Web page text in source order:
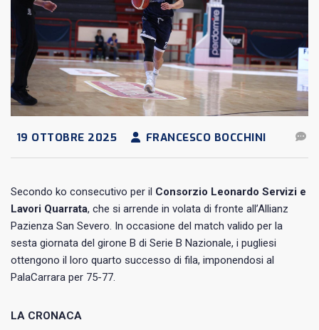
19 OTTOBRE 2025 FRANCESCO BOCCHINI
Secondo ko consecutivo per il Consorzio Leonardo Servizi e
Lavori Quarrata, che si arrende in volata di fronte all’Allianz
Pazienza San Severo. In occasione del match valido per la
sesta giornata del girone B di Serie B Nazionale, i pugliesi
ottengono il loro quarto successo di fila, imponendosi al
PalaCarrara per 75-77.
LA CRONACA